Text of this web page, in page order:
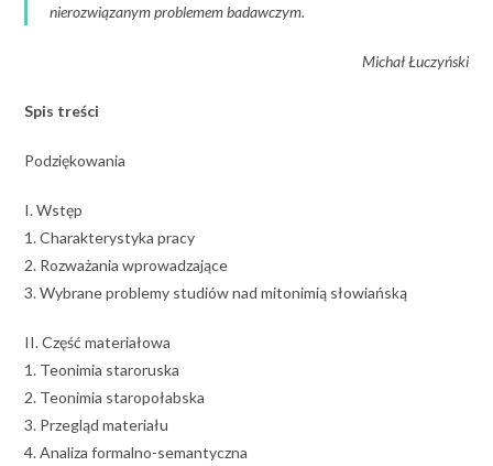
nierozwiązanym problemem badawczym.
Michał Łuczyński
Spis treści
Podziękowania
I. Wstęp
1. Charakterystyka pracy
2. Rozważania wprowadzające
3. Wybrane problemy studiów nad mitonimią słowiańską
II. Część materiałowa
1. Teonimia staroruska
2. Teonimia staropołabska
3. Przegląd materiału
4. Analiza formalno-semantyczna